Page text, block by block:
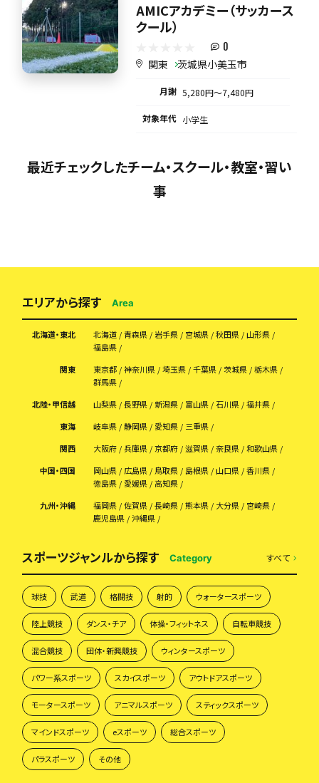
AMICアカデミー（サッカース
クール）
0
関東 茨城県小美玉市
月謝 5,280円〜7,480円
対象年代 小学生
最近チェックしたチーム・スクール・教室・習い
事
エリアから探す Area
北海道・東北 北海道 青森県 岩手県 宮城県 秋田県
山形県
福島県
関東
東京都 神奈川県 埼玉県 千葉県 茨城県
栃木県
群馬県
北陸・甲信越
山梨県 長野県 新潟県 富山県 石川県
福井県
東海
岐阜県 静岡県 愛知県
三重県
関西
大阪府 兵庫県 京都府 滋賀県 奈良県
和歌山県
中国・四国
岡山県 広島県 鳥取県 島根県 山口県
香川県
徳島県
愛媛県
高知県
九州・沖縄
福岡県 佐賀県 長崎県 熊本県 大分県
宮崎県
鹿児島県
沖縄県
スポーツジャンルから探す Category すべて
球技 武道 格闘技 射的 ウォータースポーツ
陸上競技 ダンス・チア 体操・フィットネス 自転車競技
混合競技 団体・新興競技 ウィンタースポーツ
パワー系スポーツ スカイスポーツ アウトドアスポーツ
モータースポーツ アニマルスポーツ スティックスポーツ
マインドスポーツ eスポーツ 総合スポーツ
パラスポーツ その他